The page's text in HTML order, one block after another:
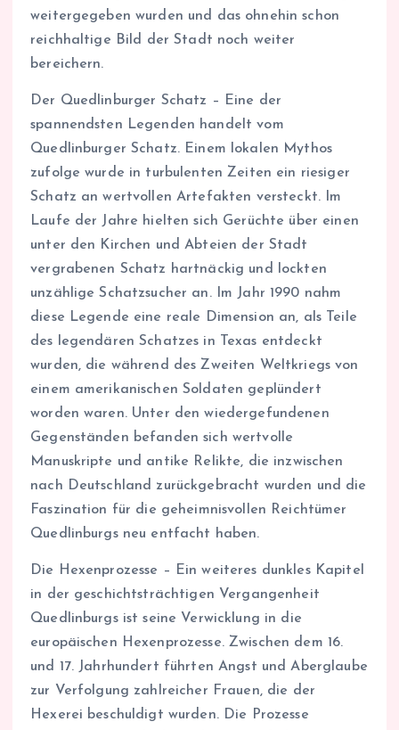
weitergegeben wurden und das ohnehin schon
reichhaltige Bild der Stadt noch weiter
bereichern.
Der Quedlinburger Schatz – Eine der
spannendsten Legenden handelt vom
Quedlinburger Schatz. Einem lokalen Mythos
zufolge wurde in turbulenten Zeiten ein riesiger
Schatz an wertvollen Artefakten versteckt. Im
Laufe der Jahre hielten sich Gerüchte über einen
unter den Kirchen und Abteien der Stadt
vergrabenen Schatz hartnäckig und lockten
unzählige Schatzsucher an. Im Jahr 1990 nahm
diese Legende eine reale Dimension an, als Teile
des legendären Schatzes in Texas entdeckt
wurden, die während des Zweiten Weltkriegs von
einem amerikanischen Soldaten geplündert
worden waren. Unter den wiedergefundenen
Gegenständen befanden sich wertvolle
Manuskripte und antike Relikte, die inzwischen
nach Deutschland zurückgebracht wurden und die
Faszination für die geheimnisvollen Reichtümer
Quedlinburgs neu entfacht haben.
Die Hexenprozesse – Ein weiteres dunkles Kapitel
in der geschichtsträchtigen Vergangenheit
Quedlinburgs ist seine Verwicklung in die
europäischen Hexenprozesse. Zwischen dem 16.
und 17. Jahrhundert führten Angst und Aberglaube
zur Verfolgung zahlreicher Frauen, die der
Hexerei beschuldigt wurden. Die Prozesse